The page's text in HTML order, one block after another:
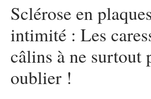
Sclérose en
intimité : Les
câlins à ne surtout
oublier !